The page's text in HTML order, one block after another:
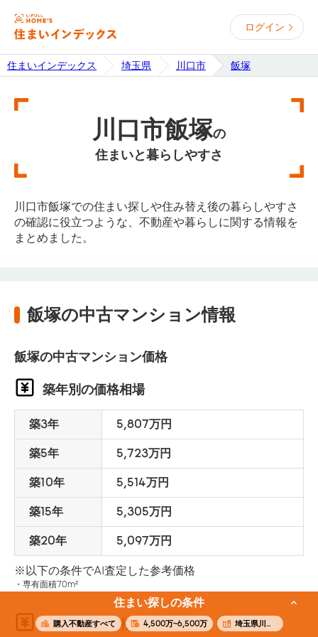
ログイン
住まいインデックス 埼玉県 川口市 飯塚
川口市飯塚の
住まいと暮らしやすさ
川口市飯塚での住まい探しや住み替え後の暮らしやすさ
の確認に役立つような、不動産や暮らしに関する情報を
まとめました。
飯塚の中古マンション情報
飯塚の中古マンション価格
築年別の価格相場
築3年 5,807万円
築5年 5,723万円
築10年 5,514万円
築15年 5,305万円
築20年 5,097万円
※以下の条件でAI査定した参考価格
専有面積70m²
面積別の価格相場
住まい探しの条件
購入不動産すべて 4,500万~6,500万 埼玉県川口市飯塚